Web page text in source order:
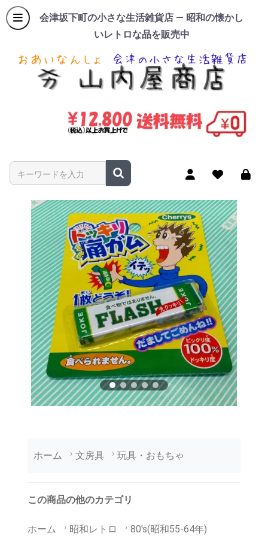
会津坂下町の小さな生活雑貨店 — 昭和の懐かし
いレトロな品を販売中
商品名やキーワードを入力
ホーム 文房具 玩具・おもちゃ
この商品の他のカテゴリ
ホーム 昭和レトロ 80's(昭和55-64年)